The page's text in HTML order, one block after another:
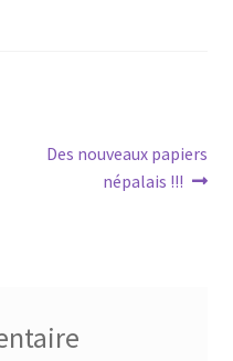
Article
suivant :
Des nouveaux papiers
népalais !!!